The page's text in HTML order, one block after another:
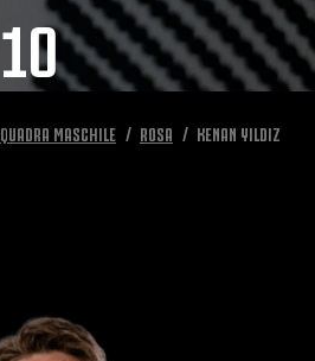
10
MASCHILE ROSA KENAN YILDIZ